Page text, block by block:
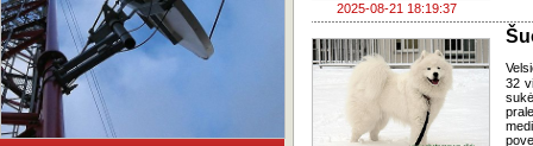
2025-08-21 18:19:37
32